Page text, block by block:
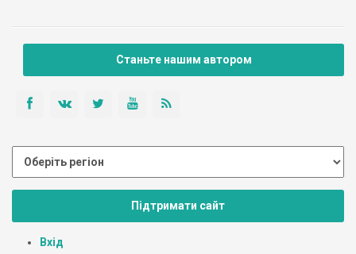
Станьте нашим автором
Підтримати сайт
Вхід